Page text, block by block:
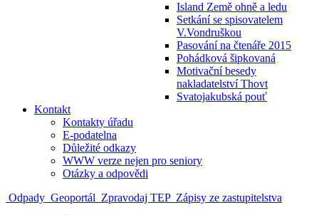
Island Země ohně a ledu
Setkání se spisovatelem
V.Vondruškou
Pasování na čtenáře 2015
Pohádková šipkovaná
Motivační besedy
nakladatelství Thovt
Svatojakubská pouť
Kontakt
Kontakty úřadu
E-podatelna
Důležité odkazy
WWW verze nejen pro seniory
Otázky a odpovědi
Odpady Geoportál Zpravodaj TEP Zápisy ze zastupitelstva